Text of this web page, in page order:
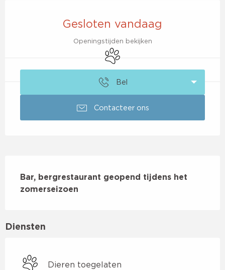
Gesloten vandaag
Openingstijden bekijken
Dieren toegelaten
Bel
Contacteer ons
Bar, bergrestaurant geopend tijdens het
zomerseizoen
Diensten
Dieren toegelaten